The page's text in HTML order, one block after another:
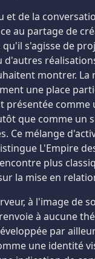
et de la
au partage de
s'agisse de
montrer. La
une place
présentée comme
que comme un
Ce mélange
L'Empire
plus
la mise en
à l'image de
à aucune
par
une identité